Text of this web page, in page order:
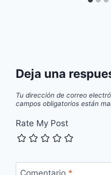
Deja una
Tu dirección de correo
campos obligatorios están
Rate My Post
Comentario *